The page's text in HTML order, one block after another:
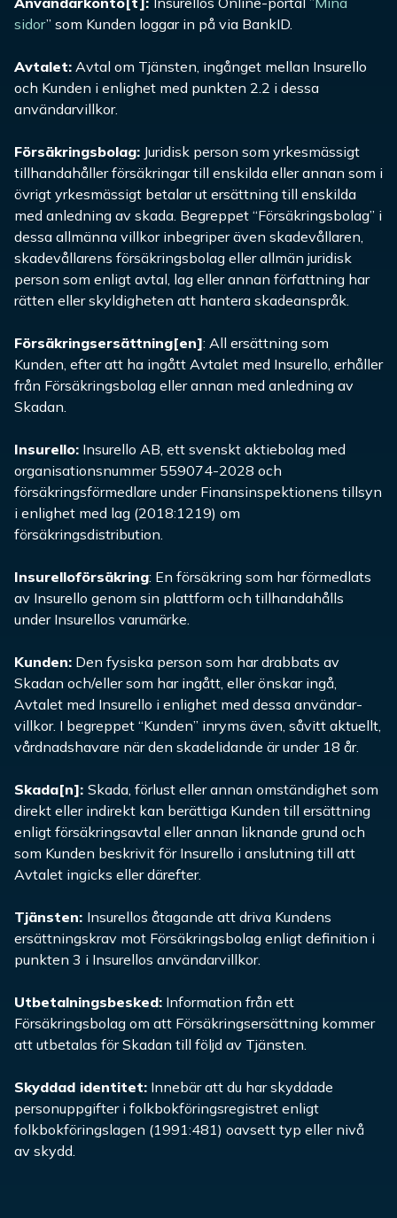
sidor” som Kunden loggar in på via BankID.
Avtalet: Avtal om Tjänsten, ingånget mellan Insurello
och Kunden i enlighet med punkten 2.2 i dessa
användarvillkor.
Försäkringsbolag: Juridisk person som yrkesmässigt
tillhandahåller försäkringar till enskilda eller annan som i
övrigt yrkesmässigt betalar ut ersättning till enskilda
med anledning av skada. Begreppet “Försäkringsbolag” i
dessa allmänna villkor inbegriper även skadevållaren,
skadevållarens försäkringsbolag eller allmän juridisk
person som enligt avtal, lag eller annan författning har
rätten eller skyldigheten att hantera skadeanspråk.
Försäkringsersättning[en]: All ersättning som
Kunden, efter att ha ingått Avtalet med Insurello, erhåller
från Försäkringsbolag eller annan med anledning av
Skadan.
Insurello: Insurello AB, ett svenskt aktiebolag med
organisationsnummer 559074-2028 och
försäkringsförmedlare under Finansinspektionens tillsyn
i enlighet med lag (2018:1219) om
försäkringsdistribution.
Insurelloförsäkring: En försäkring som har förmedlats
av Insurello genom sin plattform och tillhandahålls
under Insurellos varumärke.
Kunden: Den fysiska person som har drabbats av
Skadan och/eller som har ingått, eller önskar ingå,
Avtalet med Insurello i enlighet med dessa användar-
villkor. I begreppet “Kunden” inryms även, såvitt aktuellt,
vårdnadshavare när den skadelidande är under 18 år.
Skada[n]: Skada, förlust eller annan omständighet som
direkt eller indirekt kan berättiga Kunden till ersättning
enligt försäkringsavtal eller annan liknande grund och
som Kunden beskrivit för Insurello i anslutning till att
Avtalet ingicks eller därefter.
Tjänsten: Insurellos åtagande att driva Kundens
ersättningskrav mot Försäkringsbolag enligt definition i
punkten 3 i Insurellos användarvillkor.
Utbetalningsbesked: Information från ett
Försäkringsbolag om att Försäkringsersättning kommer
att utbetalas för Skadan till följd av Tjänsten.
Skyddad identitet: Innebär att du har skyddade
personuppgifter i folkbokföringsregistret enligt
folkbokföringslagen (1991:481) oavsett typ eller nivå
av skydd.